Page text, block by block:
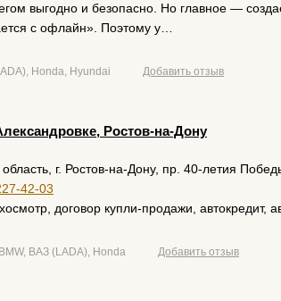
размещение рекламы
выгодно и безопасно. Но главное —
с офлайн». Поэтому у…
Honda, Hyundai Добавить отзыв
Ростов-на-Дону
область, г. Ростов-на-Дону, пр. 40-летия
42-03
договор купли-продажи, автокредит,
ВАЗ (LADA), Honda Добавить отзыв